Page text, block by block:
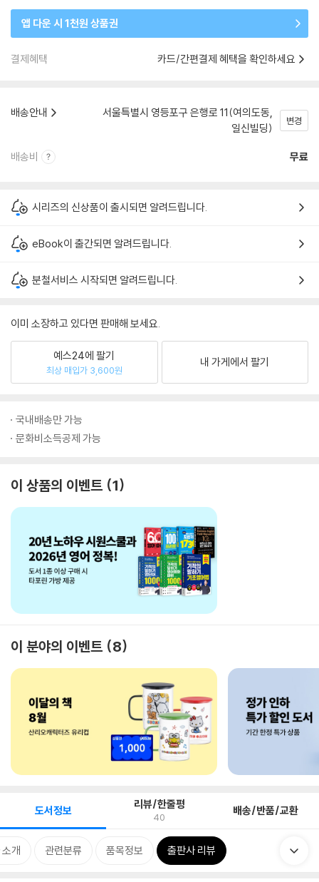
앱 다운 시 1천원 상품권
결제혜택 카드/간편결제 혜택을 확인하세요
배송안내
서울특별시 영등포구 은행로 11(여의도동,
일신빌딩)
변경
배송비 무료
시리즈의 신상품이 출시되면 알려드립니다.
eBook이 출간되면 알려드립니다.
분철서비스 시작되면 알려드립니다.
이미 소장하고 있다면 판매해 보세요.
예스24에 팔기
최상 매입가 3,600원
내 가게에서 팔기
국내배송만 가능
문화비소득공제 가능
이 상품의 이벤트 1
이 분야의 이벤트 8
도서정보 리뷰/한줄평
40 배송/반품/교환
개 관련분류 품목정보 출판사 리뷰